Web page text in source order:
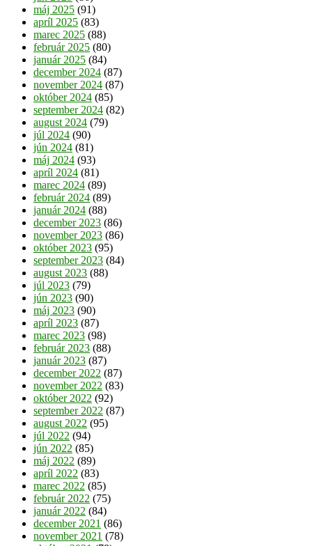
máj 2025 (91)
apríl 2025 (83)
marec 2025 (88)
február 2025 (80)
január 2025 (84)
december 2024 (87)
november 2024 (87)
október 2024 (85)
september 2024 (82)
august 2024 (79)
júl 2024 (90)
jún 2024 (81)
máj 2024 (93)
apríl 2024 (81)
marec 2024 (89)
február 2024 (89)
január 2024 (88)
december 2023 (86)
november 2023 (86)
október 2023 (95)
september 2023 (84)
august 2023 (88)
júl 2023 (79)
jún 2023 (90)
máj 2023 (90)
apríl 2023 (87)
marec 2023 (98)
február 2023 (88)
január 2023 (87)
december 2022 (87)
november 2022 (83)
október 2022 (92)
september 2022 (87)
august 2022 (95)
júl 2022 (94)
jún 2022 (85)
máj 2022 (89)
apríl 2022 (83)
marec 2022 (85)
február 2022 (75)
január 2022 (84)
december 2021 (86)
november 2021 (78)